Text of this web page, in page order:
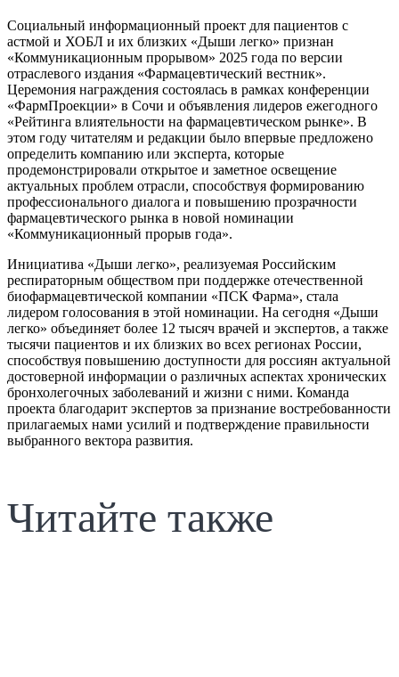
Социальный информационный проект для пациентов с
астмой и ХОБЛ и их близких «Дыши легко» признан
«Коммуникационным прорывом» 2025 года по версии
отраслевого издания «Фармацевтический вестник».
Церемония награждения состоялась в рамках конференции
«ФармПроекции» в Сочи и объявления лидеров ежегодного
«Рейтинга влиятельности на фармацевтическом рынке». В
этом году читателям и редакции было впервые предложено
определить компанию или эксперта, которые
продемонстрировали открытое и заметное освещение
актуальных проблем отрасли, способствуя формированию
профессионального диалога и повышению прозрачности
фармацевтического рынка в новой номинации
«Коммуникационный прорыв года».
Инициатива «Дыши легко», реализуемая Российским
респираторным обществом при поддержке отечественной
биофармацевтической компании «ПСК Фарма», стала
лидером голосования в этой номинации. На сегодня «Дыши
легко» объединяет более 12 тысяч врачей и экспертов, а также
тысячи пациентов и их близких во всех регионах России,
способствуя повышению доступности для россиян актуальной
достоверной информации о различных аспектах хронических
бронхолегочных заболеваний и жизни с ними. Команда
проекта благодарит экспертов за признание востребованности
прилагаемых нами усилий и подтверждение правильности
выбранного вектора развития.
Читайте также